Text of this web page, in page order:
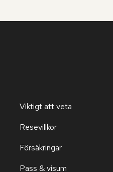
Viktigt att veta
Resevillkor
Försäkringar
Pass & visum